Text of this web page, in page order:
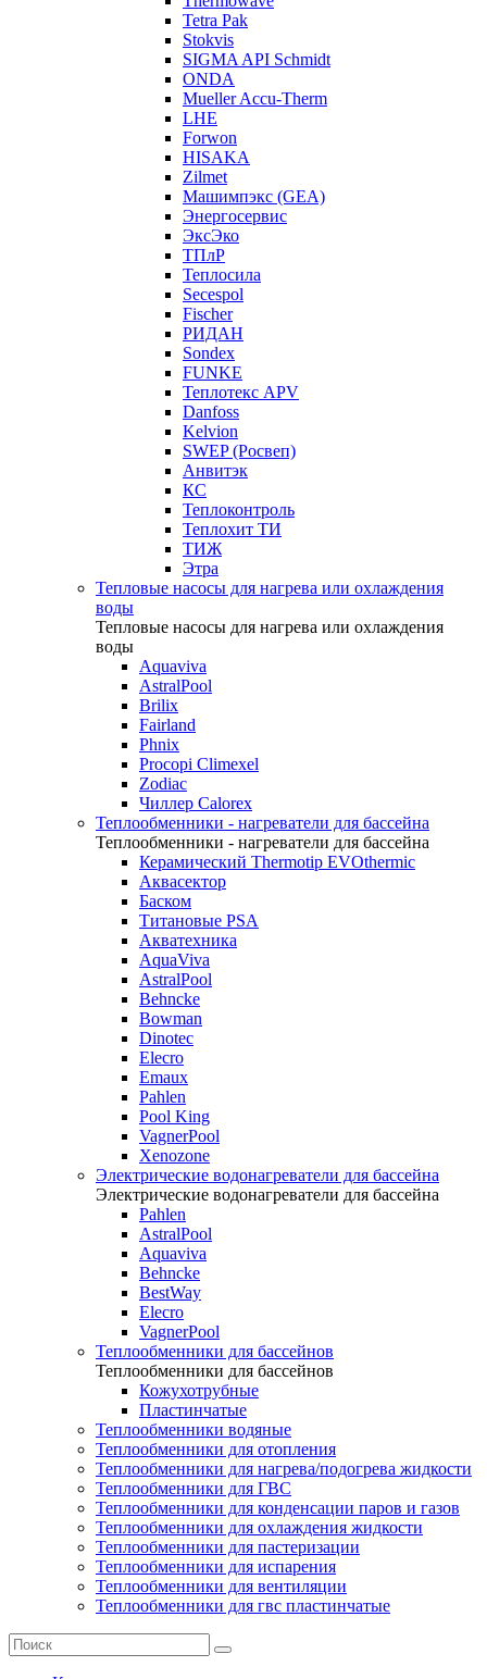
Tetra Pak
Stokvis
SIGMA API Schmidt
ONDA
Mueller Accu-Therm
LHE
Forwon
HISAKA
Zilmet
Машимпэкс (GEA)
Энергосервис
ЭксЭко
ТПлР
Теплосила
Secespol
Fischer
РИДАН
Sondex
FUNKE
Теплотекс APV
Danfoss
Kelvion
SWEP (Росвеп)
Анвитэк
КС
Теплоконтроль
Теплохит ТИ
ТИЖ
Этра
Тепловые насосы для нагрева или охлаждения
воды
Тепловые насосы для нагрева или охлаждения
воды
Aquaviva
AstralPool
Brilix
Fairland
Phnix
Procopi Climexel
Zodiac
Чиллер Calorex
Теплообменники - нагреватели для бассейна
Теплообменники - нагреватели для бассейна
Керамический Thermotip EVOthermic
Аквасектор
Баском
Титановые PSA
Акватехника
AquaViva
AstralPool
Behncke
Bowman
Dinotec
Elecro
Emaux
Pahlen
Pool King
VagnerPool
Xenozone
Электрические водонагреватели для бассейна
Электрические водонагреватели для бассейна
Pahlen
AstralPool
Aquaviva
Behncke
BestWay
Elecro
VagnerPool
Теплообменники для бассейнов
Теплообменники для бассейнов
Кожухотрубные
Пластинчатые
Теплообменники водяные
Теплообменники для отопления
Теплообменники для нагрева/подогрева жидкости
Теплообменники для ГВС
Теплообменники для конденсации паров и газов
Теплообменники для охлаждения жидкости
Теплообменники для пастеризации
Теплообменники для испарения
Теплообменники для вентиляции
Теплообменники для гвс пластинчатые